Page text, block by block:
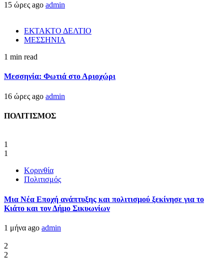
15 ώρες ago admin
ΕΚΤΑΚΤΟ ΔΕΛΤΙΟ
ΜΕΣΣΗΝΙΑ
1 min read
Μεσσηνία: Φωτιά στο Αριοχώρι
16 ώρες ago admin
ΠΟΛΙΤΙΣΜΟΣ
1
1
Κορινθία
Πολιτισμός
Μια Νέα Εποχή ανάπτυξης και πολιτισμού ξεκίνησε για το
Κιάτο και τον Δήμο Σικυωνίων
1 μήνα ago admin
2
2